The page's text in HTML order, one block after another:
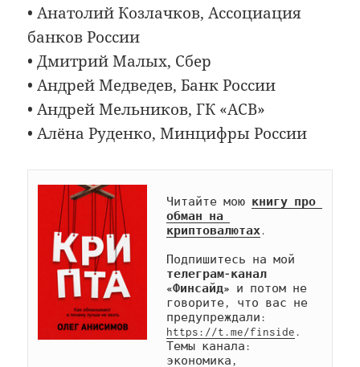
• Анатолий Козлачков, Ассоциация
банков России
• Дмитрий Малых, Сбер
• Андрей Медведев, Банк России
• Андрей Мельников, ГК «АСВ»
• Алёна Руденко, Минцифры России
Читайте мою книгу про
обман на
криптовалютах .
телеграм-канал
«Финсайд» и потом не
говорите, что вас не
https://t.me/finside .
Темы канала:
экономика,